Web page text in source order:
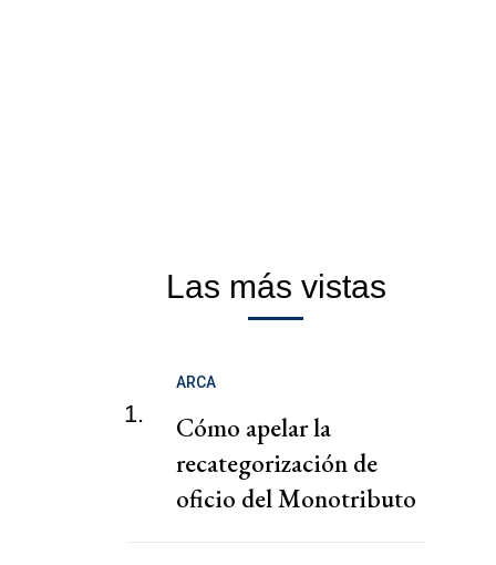
Las más vistas
1.
ARCA
Cómo apelar la
recategorización de
oficio del Monotributo